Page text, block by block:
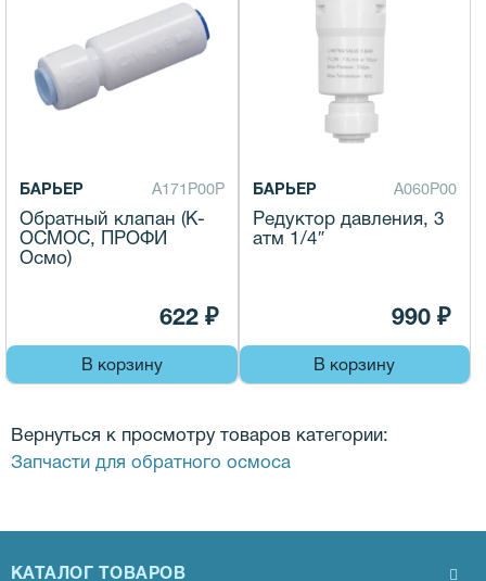
БАРЬЕР А171Р00Р
Обратный клапан (К-
ОСМОС, ПРОФИ
Осмо)
622 ₽
В корзину
БАРЬЕР А060Р00
Редуктор давления, 3
атм 1/4″
990 ₽
В корзину
Вернуться к просмотру товаров категории:
Запчасти для обратного осмоса
КАТАЛОГ ТОВАРОВ